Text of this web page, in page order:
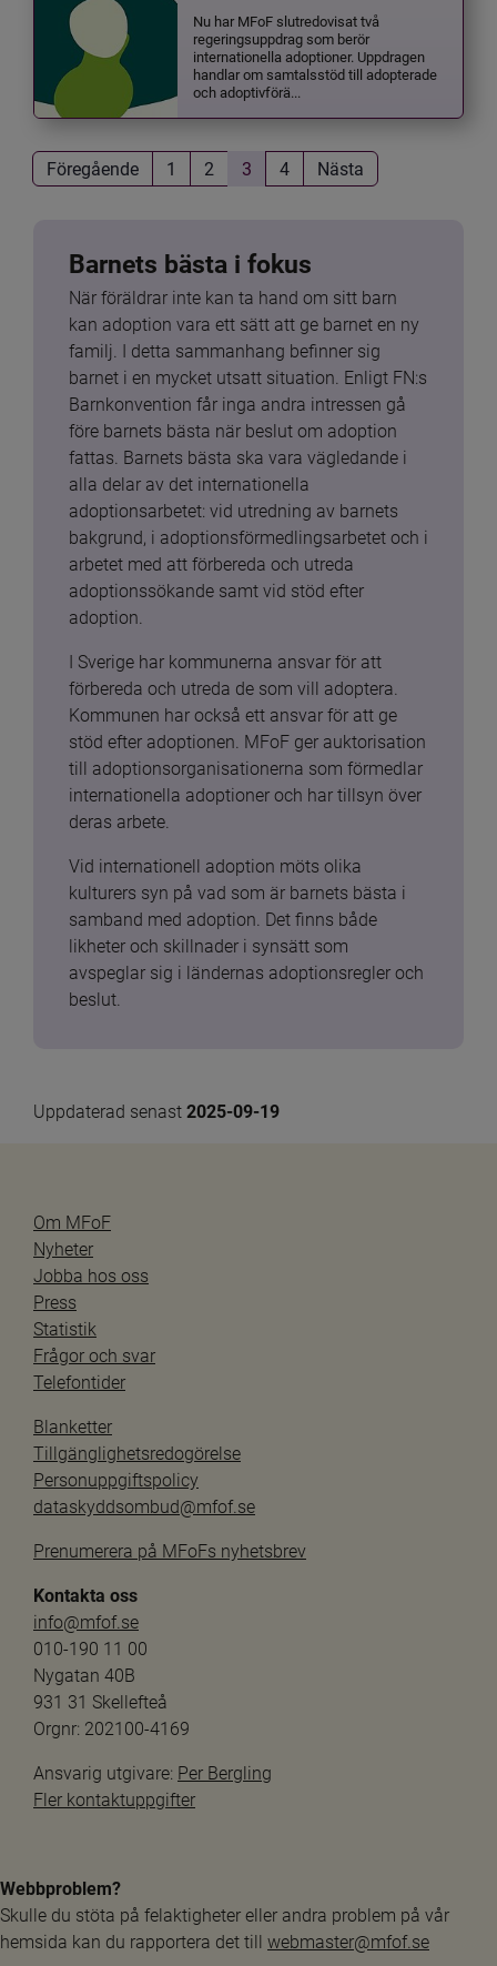
Nu har MFoF slutredovisat två
regeringsuppdrag som berör
internationella adoptioner. Uppdragen
handlar om samtalsstöd till adopterade
och adoptivförä...
Föregående 1 2 3 4 Nästa
Barnets bästa i fokus
När föräldrar inte kan ta hand om sitt barn
kan adoption vara ett sätt att ge barnet en ny
familj. I detta sammanhang befinner sig
barnet i en mycket utsatt situation. Enligt FN:s
Barnkonvention får inga andra intressen gå
före barnets bästa när beslut om adoption
fattas. Barnets bästa ska vara vägledande i
alla delar av det internationella
adoptionsarbetet: vid utredning av barnets
bakgrund, i adoptionsförmedlingsarbetet och i
arbetet med att förbereda och utreda
adoptionssökande samt vid stöd efter
adoption.
I Sverige har kommunerna ansvar för att
förbereda och utreda de som vill adoptera.
Kommunen har också ett ansvar för att ge
stöd efter adoptionen. MFoF ger auktorisation
till adoptionsorganisationerna som förmedlar
internationella adoptioner och har tillsyn över
deras arbete.
Vid internationell adoption möts olika
kulturers syn på vad som är barnets bästa i
samband med adoption. Det finns både
likheter och skillnader i synsätt som
avspeglar sig i ländernas adoptionsregler och
beslut.
Uppdaterad senast 2025-09-19
Om MFoF
Nyheter
Jobba hos oss
Press
Statistik
Frågor och svar
Telefontider
Blanketter
Tillgänglighetsredogörelse
Personuppgiftspolicy
dataskyddsombud@mfof.se
Prenumerera på MFoFs nyhetsbrev
Kontakta oss
info@mfof.se
010-190 11 00
Nygatan 40B
931 31 Skellefteå
Orgnr: 202100-4169
Ansvarig utgivare: Per Bergling
Fler kontaktuppgifter
Webbproblem?
Skulle du stöta på felaktigheter eller andra problem på vår
hemsida kan du rapportera det till webmaster@mfof.se